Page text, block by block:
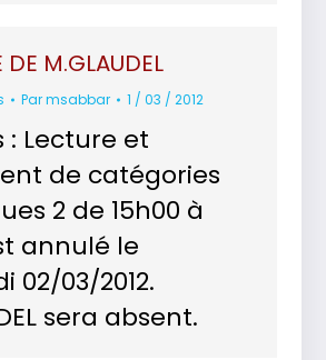
DE M.GLAUDEL
Parmsabbar 1 / 03 / 2012
: Lecture et
de catégories
2 de 15h00 à
annulé le
02/03/2012.
sera absent.